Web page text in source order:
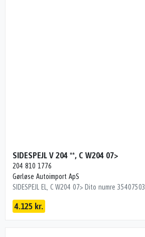
SIDESPEJL V 204 **, C W204 07>
204 810 1776
Gørløse Autoimport ApS
SIDESPEJL EL, C W204 07> Dito numre 35407503
4.125 kr.